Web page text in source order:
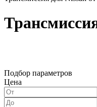
Подбор параметров
Цена